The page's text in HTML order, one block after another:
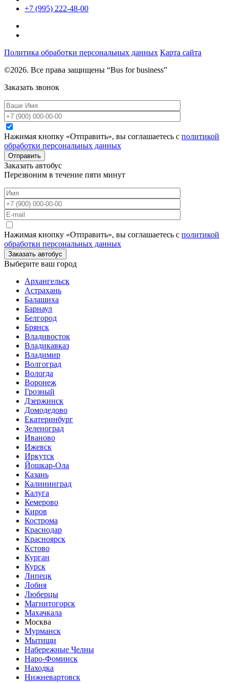
+7 (995) 222-48-00
Политика обработки персональных данных Карта сайта
©2026. Все права защищены “Bus for business”
Заказать звонок
Нажимая кнопку «Отправить», вы соглашаетесь с политикой
обработки персональных данных
Отправить
Заказать автобус
Перезвоним в течение пяти минут
Нажимая кнопку «Отправить», вы соглашаетесь с политикой
обработки персональных данных
Заказать автобус
Выберите ваш город
Архангельск
Астрахань
Балашиха
Барнаул
Белгород
Брянск
Владивосток
Владикавказ
Владимир
Волгоград
Вологда
Воронеж
Грозный
Дзержинск
Домодедово
Екатеринбург
Зеленоград
Иваново
Ижевск
Иркутск
Йошкар-Ола
Казань
Калининград
Калуга
Кемерово
Киров
Кострома
Краснодар
Красноярск
Кстово
Курган
Курск
Липецк
Лобня
Люберцы
Магнитогорск
Махачкала
Москва
Мурманск
Мытищи
Набережные Челны
Наро-Фоминск
Находка
Нижневартовск